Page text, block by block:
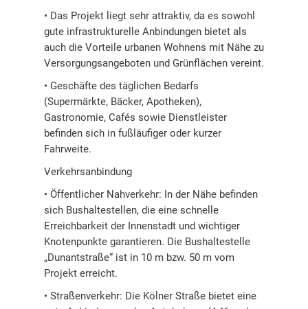
• Das Projekt liegt sehr attraktiv, da es sowohl
gute infrastrukturelle Anbindungen bietet als
auch die Vorteile urbanen Wohnens mit Nähe zu
Versorgungsangeboten und Grünflächen vereint.
• Geschäfte des täglichen Bedarfs
(Supermärkte, Bäcker, Apotheken),
Gastronomie, Cafés sowie Dienstleister
befinden sich in fußläufiger oder kurzer
Fahrweite.
Verkehrsanbindung
• Öffentlicher Nahverkehr: In der Nähe befinden
sich Bushaltestellen, die eine schnelle
Erreichbarkeit der Innenstadt und wichtiger
Knotenpunkte garantieren. Die Bushaltestelle
„Dunantstraße“ ist in 10 m bzw. 50 m vom
Projekt erreicht.
• Straßenverkehr: Die Kölner Straße bietet eine